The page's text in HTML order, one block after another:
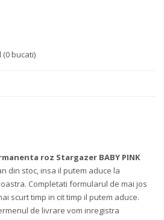
(0 bucati)
roz Stargazer BABY PINK
din stoc, insa il putem aduce la
Completati formularul de mai jos
scurt timp in cit timp il putem aduce.
de livrare vom inregistra